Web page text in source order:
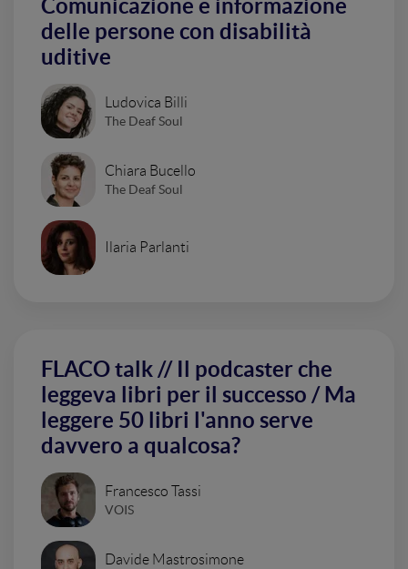
Comunicazione e informazione
delle persone con disabilità
uditive
Ludovica Billi
The Deaf Soul
Chiara Bucello
The Deaf Soul
Ilaria Parlanti
FLACO talk // Il podcaster che
leggeva libri per il successo / Ma
leggere 50 libri l'anno serve
davvero a qualcosa?
Francesco Tassi
VOIS
Davide Mastrosimone